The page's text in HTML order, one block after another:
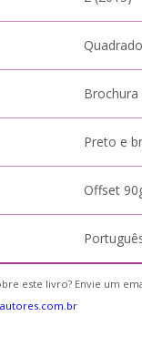
Preto e
Offset
este livro? Envie um